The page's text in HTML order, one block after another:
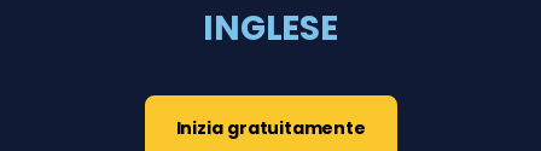
INGLESE
Inizia gratuitamente